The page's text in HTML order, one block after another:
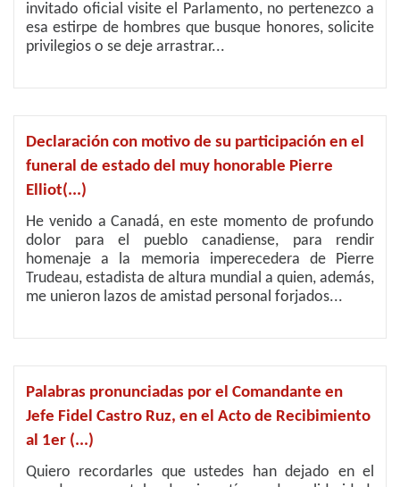
invitado oficial visite el Parlamento, no pertenezco a
esa estirpe de hombres que busque honores, solicite
privilegios o se deje arrastrar...
Declaración con motivo de su participación en el
funeral de estado del muy honorable Pierre
Elliot(...)
He venido a Canadá, en este momento de profundo
dolor para el pueblo canadiense, para rendir
homenaje a la memoria imperecedera de Pierre
Trudeau, estadista de altura mundial a quien, además,
me unieron lazos de amistad personal forjados...
Palabras pronunciadas por el Comandante en
Jefe Fidel Castro Ruz, en el Acto de Recibimiento
al 1er (...)
Quiero recordarles que ustedes han dejado en el